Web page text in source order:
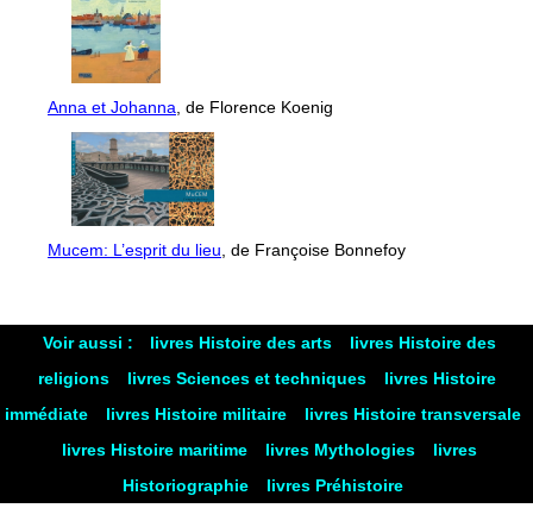
Anna et Johanna, de Florence Koenig
Mucem: L’esprit du lieu, de Françoise Bonnefoy
Voir aussi : livres Histoire des arts
livres Histoire des
religions
livres Sciences et techniques
livres Histoire
immédiate
livres Histoire militaire
livres Histoire transversale
livres Histoire maritime
livres Mythologies
livres
Historiographie
livres Préhistoire